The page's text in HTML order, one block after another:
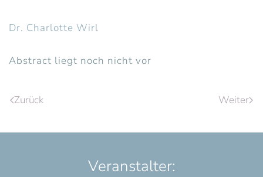
Dr. Charlotte Wirl
Abstract liegt noch nicht vor
Zurück Weiter
Veranstalter: